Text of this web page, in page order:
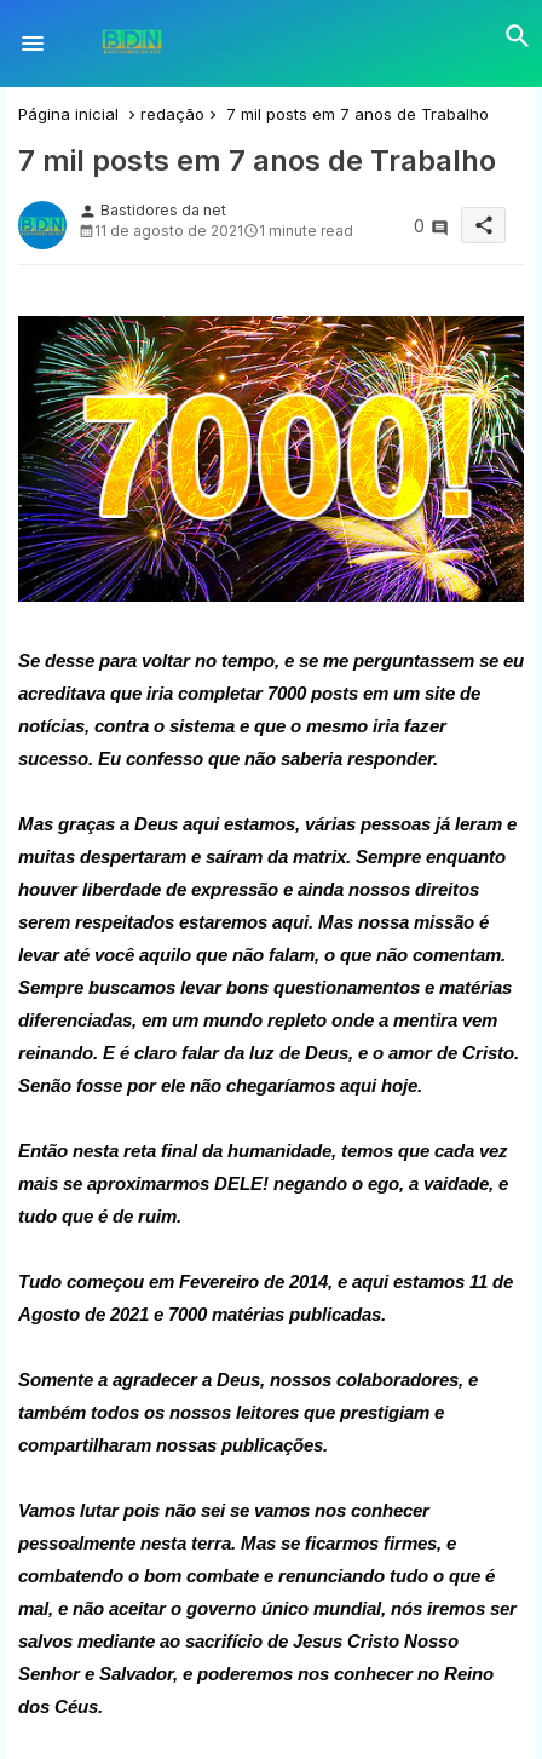
Página inicial redação 7 mil posts em 7 anos de Trabalho
7 mil posts em 7 anos de Trabalho
person Bastidores da net
11 de agosto de 2021
1 minute read 0 share
Se desse para voltar no tempo, e se me perguntassem se eu
acreditava que iria completar 7000 posts em um site de
notícias, contra o sistema e que o mesmo iria fazer
sucesso. Eu confesso que não saberia responder.
Mas graças a Deus aqui estamos, várias pessoas já leram e
muitas despertaram e saíram da matrix. Sempre enquanto
houver liberdade de expressão e ainda nossos direitos
serem respeitados estaremos aqui. Mas nossa missão é
levar até você aquilo que não falam, o que não comentam.
Sempre buscamos levar bons questionamentos e matérias
diferenciadas, em um mundo repleto onde a mentira vem
reinando. E é claro falar da luz de Deus, e o amor de Cristo.
Senão fosse por ele não chegaríamos aqui hoje.
Então nesta reta final da humanidade, temos que cada vez
mais se aproximarmos DELE! negando o ego, a vaidade, e
tudo que é de ruim.
Tudo começou em Fevereiro de 2014, e aqui estamos 11 de
Agosto de 2021 e 7000 matérias publicadas.
Somente a agradecer a Deus, nossos colaboradores, e
também todos os nossos leitores que prestigiam e
compartilharam nossas publicações.
Vamos lutar pois não sei se vamos nos conhecer
pessoalmente nesta terra. Mas se ficarmos firmes, e
combatendo o bom combate e renunciando tudo o que é
mal, e não aceitar o governo único mundial, nós iremos ser
salvos mediante ao sacrifício de Jesus Cristo Nosso
Senhor e Salvador, e poderemos nos conhecer no Reino
dos Céus.